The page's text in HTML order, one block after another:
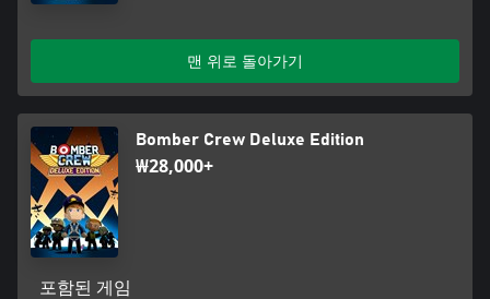
맨 위로 돌아가기
Bomber Crew Deluxe Edition
₩28,000+
포함된 게임